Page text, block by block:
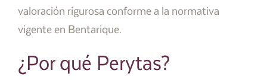
valoración rigurosa conforme a la normativa
vigente en Bentarique.
¿Por qué Perytas?